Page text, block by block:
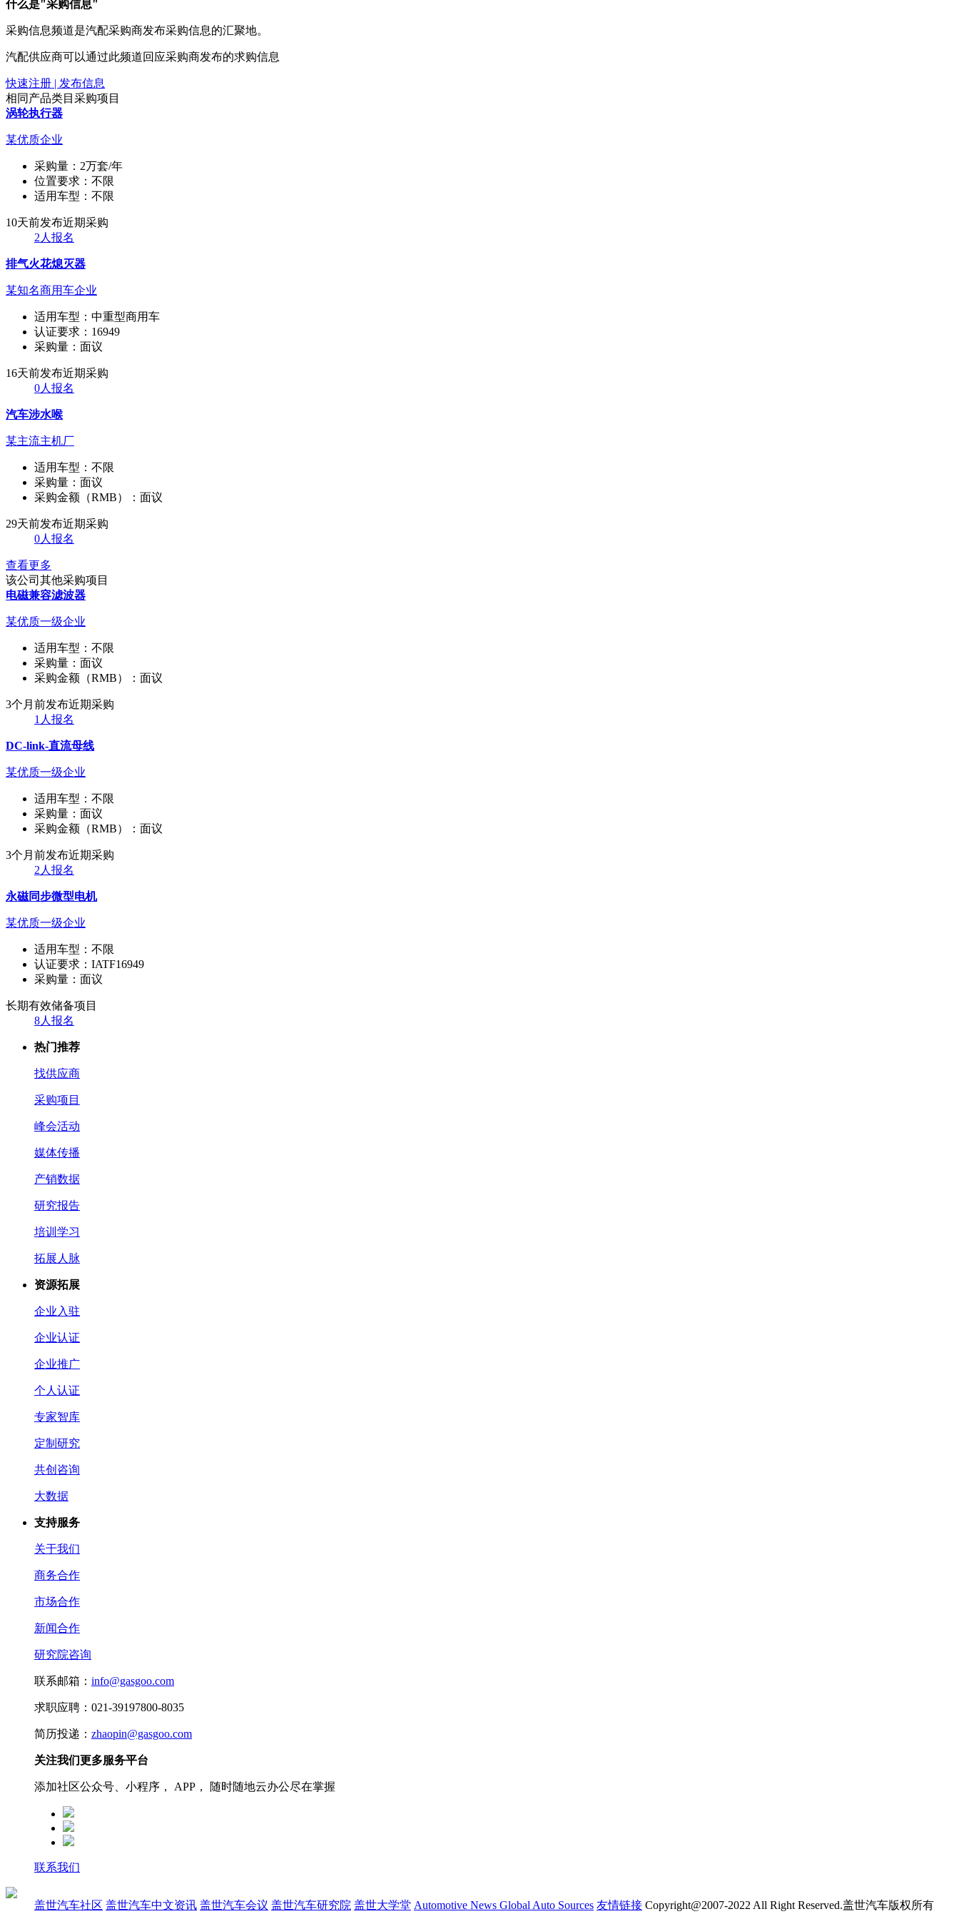
什么是"采购信息"
采购信息频道是汽配采购商发布采购信息的汇聚地。
汽配供应商可以通过此频道回应采购商发布的求购信息
快速注册 | 发布信息
相同产品类目采购项目
涡轮执行器
某优质企业
采购量： 2万套/年
位置要求： 不限
适用车型： 不限
10天前发布近期采购
2人报名
排气火花熄灭器
某知名商用车企业
适用车型： 中重型商用车
认证要求： 16949
采购量： 面议
16天前发布近期采购
0人报名
汽车涉水喉
某主流主机厂
适用车型： 不限
采购量： 面议
采购金额（RMB）： 面议
29天前发布近期采购
0人报名
查看更多
该公司其他采购项目
电磁兼容滤波器
某优质一级企业
适用车型： 不限
采购量： 面议
采购金额（RMB）： 面议
3个月前发布近期采购
1人报名
DC-link-直流母线
某优质一级企业
适用车型： 不限
采购量： 面议
采购金额（RMB）： 面议
3个月前发布近期采购
2人报名
永磁同步微型电机
某优质一级企业
适用车型： 不限
认证要求： IATF16949
采购量： 面议
长期有效储备项目
8人报名
热门推荐
找供应商
采购项目
峰会活动
媒体传播
产销数据
研究报告
培训学习
拓展人脉
资源拓展
企业入驻
企业认证
企业推广
个人认证
专家智库
定制研究
共创咨询
大数据
支持服务
关于我们
商务合作
市场合作
新闻合作
研究院咨询
联系邮箱： info@gasgoo.com
求职应聘：021-39197800-8035
简历投递： zhaopin@gasgoo.com
关注我们更多服务平台
添加社区公众号、小程序， APP， 随时随地云办公尽在掌握
联系我们
盖世汽车社区 盖世汽车中文资讯 盖世汽车会议 盖世汽车研究院 盖世大学堂 Automotive News Global Auto Sources 友情链接 Copyright@2007-2022 All Right Reserved.盖世汽车版权所有